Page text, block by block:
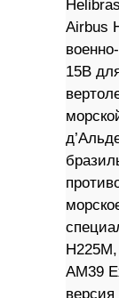
Airbus
15B
AM39